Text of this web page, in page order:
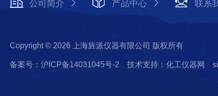
公司简介 产品中心 联系
Copyright © 2026 上海旌派仪器有限公司 版权所有
备案号：沪ICP备14031045号-2 技术支持：化工仪器网